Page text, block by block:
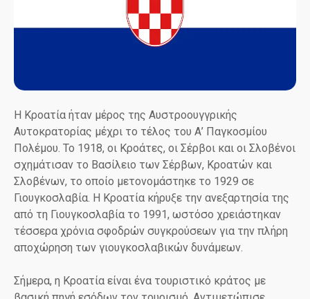
Η Κροατία ήταν μέρος της Αυστροουγγρικής
Αυτοκρατορίας μέχρι το τέλος του Α’ Παγκοσμίου
Πολέμου. Το 1918, οι Κροάτες, οι Σέρβοι και οι Σλοβένοι
σχημάτισαν το Βασίλειο των Σέρβων, Κροατών και
Σλοβένων, το οποίο μετονομάστηκε το 1929 σε
Γιουγκοσλαβία. Η Κροατία κήρυξε την ανεξαρτησία της
από τη Γιουγκοσλαβία το 1991, ωστόσο χρειάστηκαν
τέσσερα χρόνια σφοδρών συγκρούσεων για την πλήρη
αποχώρηση των γιουγκοσλαβικών δυνάμεων.
Σήμερα, η Κροατία είναι ένα τουριστικό κράτος με